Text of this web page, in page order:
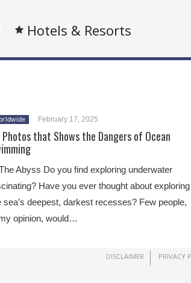
Hotels & Resorts
February 17, 2025
that Shows the Dangers of Ocean
Abyss Do you find exploring underwater
Have you ever thought about exploring
sea’s deepest, darkest recesses? Few people,
opinion, would…
DISCLAIMER PRIVACY